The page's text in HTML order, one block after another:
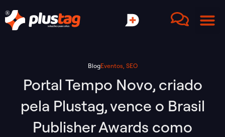
BlogEventos, SEO
Portal Tempo Novo, criado
pela Plustag, vence o Brasil
Publisher Awards como